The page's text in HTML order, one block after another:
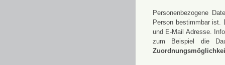
Personenbezogene
Person bestimmbar ist.
und E-Mail Adresse.
zum Beispiel die